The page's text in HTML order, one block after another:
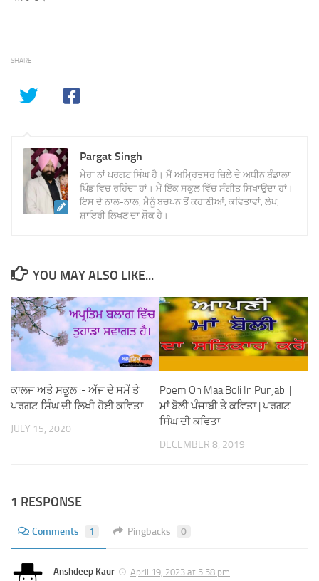
SHARE
Pargat Singh
ਮੇਰਾ ਨਾਂ ਪਰਗਟ ਸਿੰਘ ਹੈ। ਮੈਂ ਅਮ੍ਰਿਤਸਰ ਜ਼ਿਲੇ ਦੇ ਅਧੀਨ ਬੰਡਾਲਾ
ਪਿੰਡ ਵਿਚ ਰਹਿੰਦਾ ਹਾਂ। ਮੈਂ ਇੱਕ ਸਕੂਲ ਵਿੱਚ ਸੰਗੀਤ ਸਿਖਾਉਂਦਾ ਹਾਂ।
ਇਸ ਦੇ ਨਾਲ-ਨਾਲ, ਮੈਨੂੰ ਬਚਪਨ ਤੋਂ ਕਹਾਣੀਆਂ, ਕਵਿਤਾਵਾਂ, ਲੇਖ,
ਸ਼ਾਇਰੀ ਲਿਖਣ ਦਾ ਸ਼ੌਕ ਹੈ।
YOU MAY ALSO LIKE...
ਕਾਲਜ ਅਤੇ ਸਕੂਲ :- ਅੱਜ ਦੇ ਸਮੇਂ ਤੇ
ਪਰਗਟ ਸਿੰਘ ਦੀ ਲਿਖੀ ਹੋਈ ਕਵਿਤਾ
JULY 15, 2020
Poem On Maa Boli In Punjabi |
ਮਾਂ ਬੋਲੀ ਪੰਜਾਬੀ ਤੇ ਕਵਿਤਾ | ਪਰਗਟ
ਸਿੰਘ ਦੀ ਕਵਿਤਾ
DECEMBER 8, 2019
1 RESPONSE
Comments 1 Pingbacks 0
Anshdeep Kaur
April 19, 2023 at 5:58 pm